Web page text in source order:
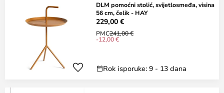
DLM pomoćni stolić, svijetlosmeđa, visina
56 cm, čelik - HAY
229,00 €
PMC241,00 €
-12,00 €
Rok isporuke: 9 - 13 dana